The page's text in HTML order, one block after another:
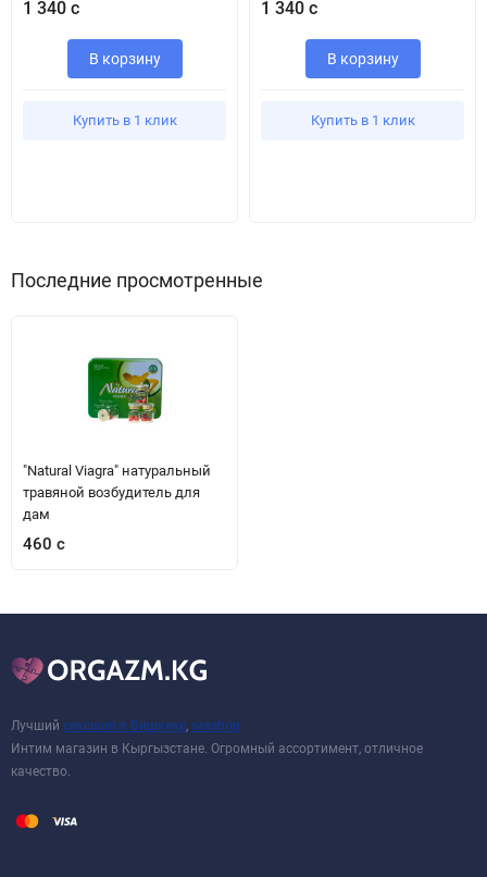
1 340 с
В корзину
Купить в 1 клик
1 340 с
В корзину
Купить в 1 клик
Последние просмотренные
"Natural Viagra" натуральный
травяной возбудитель для
дам
460 с
Лучший сексшоп в Бишкеке sexshop
Интим магазин в Кыргызстане. Огромный ассортимент, отличное
качество.